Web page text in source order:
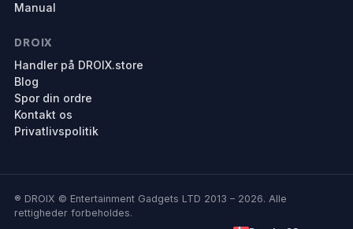
Manual
DROIX
Handler på DROIX.store
Blog
Spor din ordre
Kontakt os
Privatlivspolitik
® DROIX © Entertainment Gadgets LTD 2013 – 2026. Alle
rettigheder forbeholdes.